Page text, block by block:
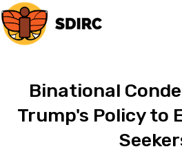
Binational
Trump's Policy to